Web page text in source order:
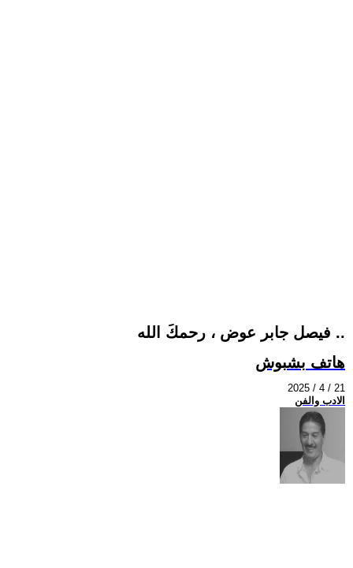
فيصل جابر عوض ، رحمكَ الله ..
هاتف بشبوش
2025 / 4 / 21
الادب والفن